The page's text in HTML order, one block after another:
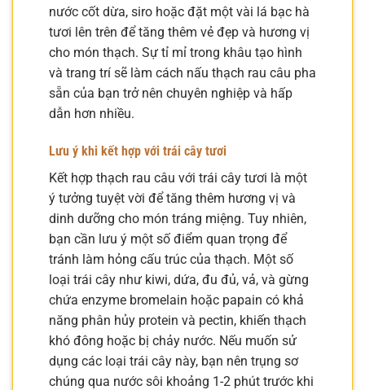
nước cốt dừa, siro hoặc đặt một vài lá bạc hà
tươi lên trên để tăng thêm vẻ đẹp và hương vị
cho món thạch. Sự tỉ mỉ trong khâu tạo hình
và trang trí sẽ làm cách nấu thạch rau câu pha
sẵn của bạn trở nên chuyên nghiệp và hấp
dẫn hơn nhiều.
Lưu ý khi kết hợp với trái cây tươi
Kết hợp thạch rau câu với trái cây tươi là một
ý tưởng tuyệt vời để tăng thêm hương vị và
dinh dưỡng cho món tráng miệng. Tuy nhiên,
bạn cần lưu ý một số điểm quan trọng để
tránh làm hỏng cấu trúc của thạch. Một số
loại trái cây như kiwi, dứa, đu đủ, vả, và gừng
chứa enzyme bromelain hoặc papain có khả
năng phân hủy protein và pectin, khiến thạch
khó đông hoặc bị chảy nước. Nếu muốn sử
dụng các loại trái cây này, bạn nên trụng sơ
chúng qua nước sôi khoảng 1-2 phút trước khi